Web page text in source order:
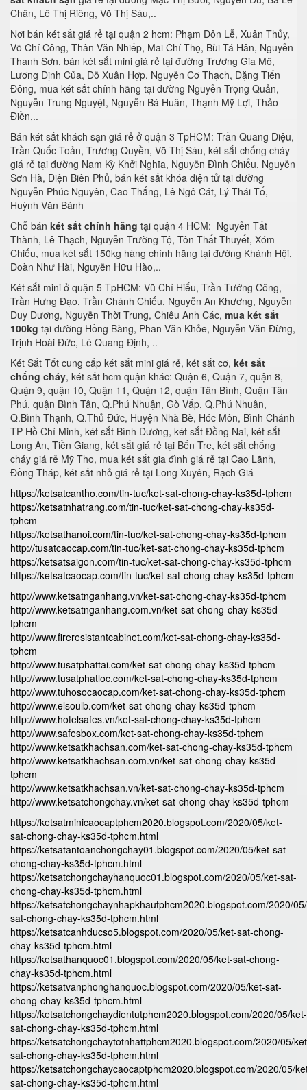
Chân, Lê Thị Riêng, Võ Thị Sáu,..
Nơi bán két sắt giá rẻ tại quận 2 hcm: Phạm Đôn Lễ, Xuân Thủy,
Võ Chí Công, Thân Văn Nhiếp, Mai Chí Thọ, Bùi Tá Hân, Nguyễn
Thanh Sơn, bán két sắt mini giá rẻ tại đường Trương Gia Mô,
Lương Định Của, Đỗ Xuân Hợp, Nguyễn Cơ Thạch, Đặng Tiến
Đông, mua két sắt chính hãng tại đường Nguyễn Trọng Quản,
Nguyễn Trung Nguyệt, Nguyễn Bá Huân, Thạnh Mỹ Lợi, Thảo
Điền,..
Bán két sắt khách sạn giá rẻ ở quận 3 TpHCM: Trần Quang Diệu,
Trần Quốc Toản, Trương Quyền, Võ Thị Sáu, két sắt chống cháy
giá rẻ tại đường Nam Kỳ Khởi Nghĩa, Nguyễn Đình Chiểu, Nguyễn
Sơn Hà, Điện Biên Phủ, bán két sắt khóa điện tử tại đường
Nguyễn Phúc Nguyên, Cao Thắng, Lê Ngô Cát, Lý Thái Tổ,
Huỳnh Văn Bánh
Chỗ bán két sắt chính hãng tại quận 4 HCM: Nguyễn Tất
Thành, Lê Thạch, Nguyễn Trường Tộ, Tôn Thất Thuyết, Xóm
Chiếu, mua két sắt 150kg hàng chính hãng tại đường Khánh Hội,
Đoàn Như Hài, Nguyễn Hữu Hào,..
Két sắt mini ở quận 5 TpHCM: Vũ Chí Hiếu, Trần Tướng Công,
Trần Hưng Đạo, Trần Chánh Chiếu, Nguyễn An Khương, Nguyễn
Duy Dương, Nguyễn Thời Trung, Chiêu Anh Các, mua két sắt
100kg tại đường Hồng Bàng, Phan Văn Khỏe, Nguyễn Văn Đừng,
Trịnh Hoài Đức, Lê Quang Định, ..
Két Sắt Tốt cung cấp két sắt mini giá rẻ, két sắt cơ, két sắt
chống cháy, két sắt hcm quận khác: Quận 6, Quận 7, quận 8,
Quận 9, quận 10, Quận 11, Quận 12, quận Tân Bình, Quận Tân
Phú, quận Bình Tân, Q.Phú Nhuận, Gò Vấp, Q.Phú Nhuân,
Q.Bình Thạnh, Q.Thủ Đức, Huyện Nhà Bè, Hóc Môn, Bình Chánh
TP Hồ Chí Minh, két sắt Bình Dương, két sắt Đồng Nai, két sắt
Long An, Tiền Giang, két sắt giá rẻ tại Bến Tre, két sắt chống
cháy giá rẻ Mỹ Tho, mua két sắt gia đình giá rẻ tại Cao Lãnh,
Đồng Tháp, két sắt nhỏ giá rẻ tại Long Xuyên, Rạch Giá
https://ketsatcantho.com/tin-tuc/ket-sat-chong-chay-ks35d-tphcm
https://ketsatnhatrang.com/tin-tuc/ket-sat-chong-chay-ks35d-
tphcm
https://ketsathanoi.com/tin-tuc/ket-sat-chong-chay-ks35d-tphcm
http://tusatcaocap.com/tin-tuc/ket-sat-chong-chay-ks35d-tphcm
https://ketsatsaigon.com/tin-tuc/ket-sat-chong-chay-ks35d-tphcm
https://ketsatcaocap.com/tin-tuc/ket-sat-chong-chay-ks35d-tphcm
http://www.ketsatnganhang.vn/ket-sat-chong-chay-ks35d-tphcm
http://www.ketsatnganhang.com.vn/ket-sat-chong-chay-ks35d-
tphcm
http://www.fireresistantcabinet.com/ket-sat-chong-chay-ks35d-
tphcm
http://www.tusatphattai.com/ket-sat-chong-chay-ks35d-tphcm
http://www.tusatphatloc.com/ket-sat-chong-chay-ks35d-tphcm
http://www.tuhosocaocap.com/ket-sat-chong-chay-ks35d-tphcm
http://www.elsoulb.com/ket-sat-chong-chay-ks35d-tphcm
http://www.hotelsafes.vn/ket-sat-chong-chay-ks35d-tphcm
http://www.safesbox.com/ket-sat-chong-chay-ks35d-tphcm
http://www.ketsatkhachsan.com/ket-sat-chong-chay-ks35d-tphcm
http://www.ketsatkhachsan.com.vn/ket-sat-chong-chay-ks35d-
tphcm
http://www.ketsatkhachsan.vn/ket-sat-chong-chay-ks35d-tphcm
http://www.ketsatchongchay.vn/ket-sat-chong-chay-ks35d-tphcm
https://ketsatminicaocaptphcm2020.blogspot.com/2020/05/ket-
sat-chong-chay-ks35d-tphcm.html
https://ketsatantoanchongchay01.blogspot.com/2020/05/ket-sat-
chong-chay-ks35d-tphcm.html
https://ketsatchongchayhanquoc01.blogspot.com/2020/05/ket-sat-
chong-chay-ks35d-tphcm.html
https://ketsatchongchaynhapkhautphcm2020.blogspot.com/2020/
sat-chong-chay-ks35d-tphcm.html
https://ketsatcanhducso5.blogspot.com/2020/05/ket-sat-chong-
chay-ks35d-tphcm.html
https://ketsathanquoc01.blogspot.com/2020/05/ket-sat-chong-
chay-ks35d-tphcm.html
https://ketsatvanphonghanquoc.blogspot.com/2020/05/ket-sat-
chong-chay-ks35d-tphcm.html
https://ketsatchongchaydientutphcm2020.blogspot.com/2020/05/ket-
sat-chong-chay-ks35d-tphcm.html
https://ketsatchongchaytotnhattphcm2020.blogspot.com/2020/05/
sat-chong-chay-ks35d-tphcm.html
https://ketsatchongchaycaocaptphcm2020.blogspot.com/2020/05/
sat-chong-chay-ks35d-tphcm.html